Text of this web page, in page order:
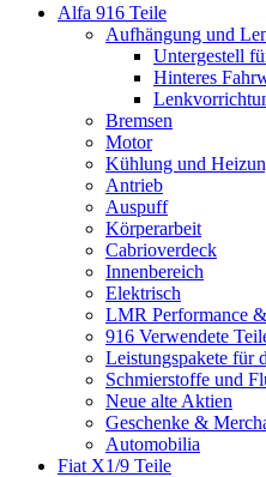
Alfa 916 Teile
Aufhängung und
Untergestell
Hinteres
Bremsen
Motor
Kühlung und
Antrieb
Auspuff
Körperarbeit
Cabrioverdeck
Innenbereich
Elektrisch
LMR Performance
916 Verwendete
Leistungspakete für
Schmierstoffe und
Neue alte Aktien
Geschenke &
Automobilia
Fiat X1/9 Teile